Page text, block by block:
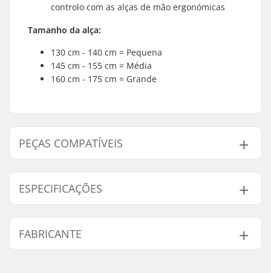
controlo com as alças de mão ergonómicas
Tamanho da alça:
130 cm - 140 cm = Pequena
145 cm - 155 cm = Média
160 cm - 175 cm = Grande
PEÇAS COMPATÍVEIS
Encontre produtos compativeis com Longway
Bastões de Esqui Cross Country 100% Carbono:
ESPECIFICAÇÕES
Diâmetro da Ponta: 8mm
FABRICANTE